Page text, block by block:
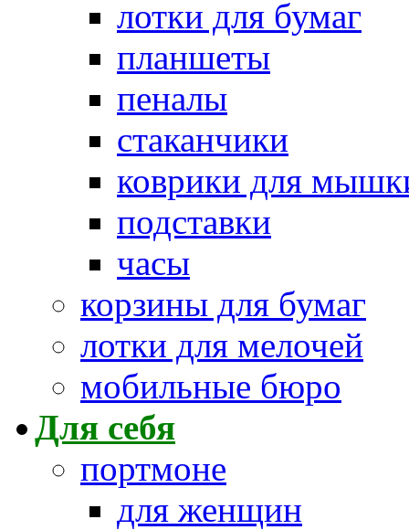
лотки для бумаг
планшеты
пеналы
стаканчики
коврики для
подставки
часы
корзины для бумаг
лотки для мелочей
мобильные бюро
Для себя
портмоне
для женщин